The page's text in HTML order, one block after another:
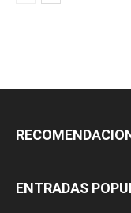
ENTRADAS